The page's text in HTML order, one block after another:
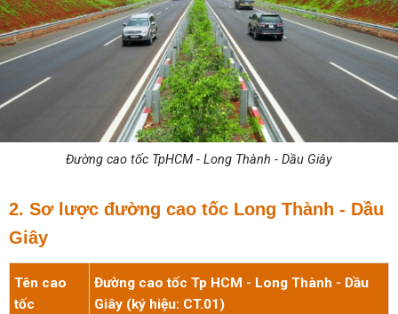
Đường cao tốc TpHCM - Long Thành - Dầu Giây
2. Sơ lược đường cao tốc Long Thành - Dầu
Giây
Tên cao
tốc
Đường cao tốc Tp HCM - Long Thành - Dầu
Giây (ký hiệu: CT.01)